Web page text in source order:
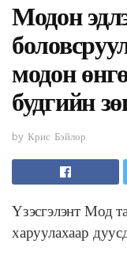
Модон
модон
будгийн
by Крис Бэйлор
Үзэсгэлэнт Мод
харуулахаар